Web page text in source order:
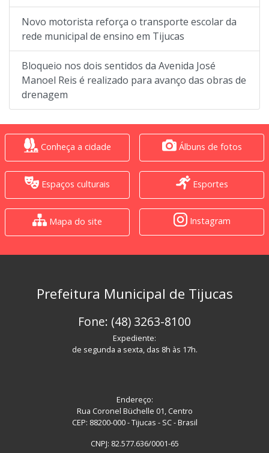
Novo motorista reforça o transporte escolar da
rede municipal de ensino em Tijucas
Bloqueio nos dois sentidos da Avenida José
Manoel Reis é realizado para avanço das obras de
drenagem
Conheça a cidade Álbuns de fotos
Espaços culturais Esportes
Mapa do site Instagram
Prefeitura Municipal de Tijucas
Fone: (48) 3263-8100
Expediente:
de segunda a sexta, das 8h às 17h.
Endereço:
Rua Coronel Büchelle 01, Centro
CEP: 88200-000 - Tijucas - SC - Brasil
CNPJ: 82.577.636/0001-65